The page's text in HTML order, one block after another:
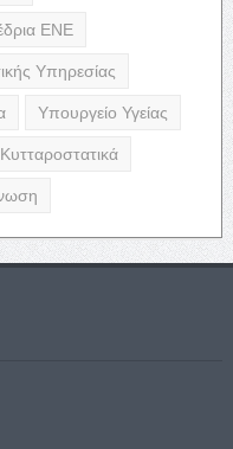
ΕΝΕ
Υπηρεσίας
Υπουργείο Υγείας